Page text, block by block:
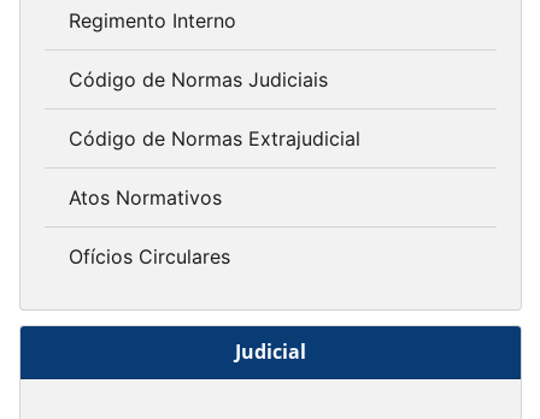
Regimento Interno
Código de Normas Judiciais
Código de Normas Extrajudicial
Atos Normativos
Ofícios Circulares
Judicial